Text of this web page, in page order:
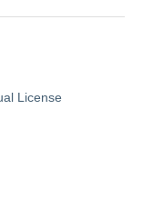
License